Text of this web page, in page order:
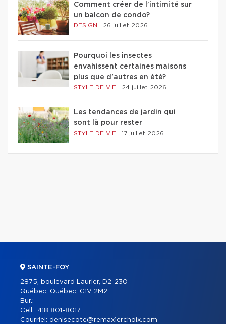
Comment créer de l'intimité sur
un balcon de condo?
DESIGN 26 juillet 2026
Pourquoi les insectes
envahissent certaines maisons
plus que d'autres en été?
STYLE DE VIE 24 juillet 2026
Les tendances de jardin qui
sont là pour rester
STYLE DE VIE 17 juillet 2026
SAINTE-FOY
2875, boulevard Laurier, D2-230
Québec, Québec, G1V 2M2
Bur.:
Cell.: 418 801-8017
Courriel: denisecote@remax1erchoix.com